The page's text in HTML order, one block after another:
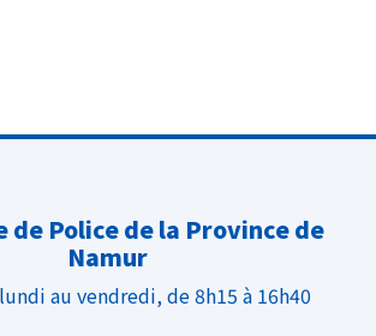
de Police de la Province de
Namur
au vendredi, de 8h15 à 16h40